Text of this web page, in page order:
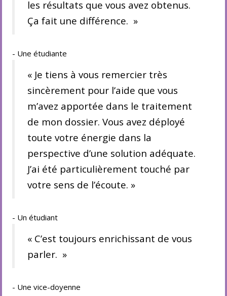
les résultats que vous avez obtenus.
Ça fait une différence. »
- Une étudiante
« Je tiens à vous remercier très
sincèrement pour l’aide que vous
m’avez apportée dans le traitement
de mon dossier. Vous avez déployé
toute votre énergie dans la
perspective d’une solution adéquate.
J’ai été particulièrement touché par
votre sens de l’écoute. »
- Un étudiant
« C’est toujours enrichissant de vous
parler. »
- Une vice-doyenne